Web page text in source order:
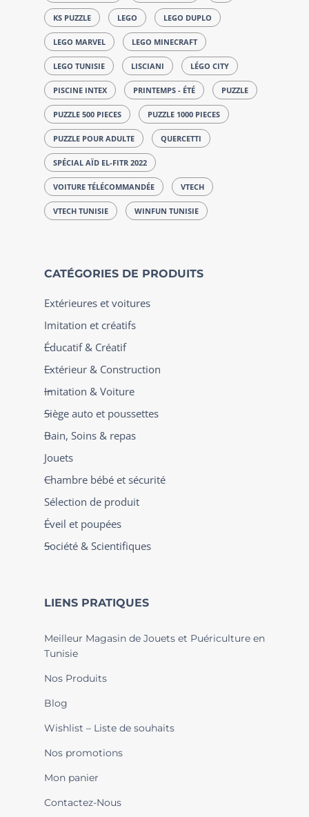
KS PUZZLE LEGO LEGO DUPLO
LEGO MARVEL LEGO MINECRAFT
LEGO TUNISIE LISCIANI LÉGO CITY
PISCINE INTEX PRINTEMPS - ÉTÉ PUZZLE
PUZZLE 500 PIECES PUZZLE 1000 PIECES
PUZZLE POUR ADULTE QUERCETTI
SPÉCIAL AÏD EL-FITR 2022
VOITURE TÉLÉCOMMANDÉE VTECH
VTECH TUNISIE WINFUN TUNISIE
CATÉGORIES DE PRODUITS
Extérieures et voitures
Imitation et créatifs
Éducatif & Créatif
Extérieur & Construction
Imitation & Voiture
Siège auto et poussettes
Bain, Soins & repas
Jouets
Chambre bébé et sécurité
Sélection de produit
Éveil et poupées
Société & Scientifiques
LIENS PRATIQUES
Meilleur Magasin de Jouets et Puériculture en
Tunisie
Nos Produits
Blog
Wishlist – Liste de souhaits
Nos promotions
Mon panier
Contactez-Nous